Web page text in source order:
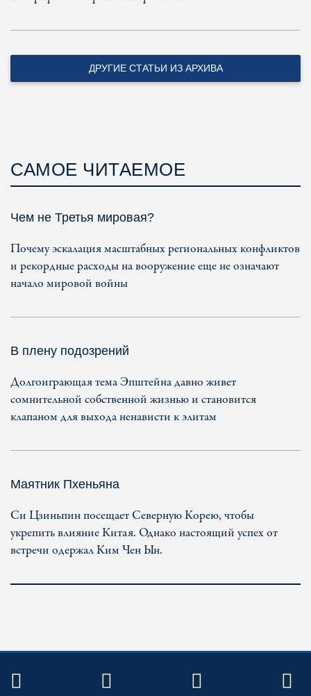
ДРУГИЕ СТАТЬИ ИЗ АРХИВА
САМОЕ ЧИТАЕМОЕ
Чем не Третья мировая?
Почему эскалация масштабных региональных конфликтов
и рекордные расходы на вооружение еще не означают
начало мировой войны
В плену подозрений
Долгоиграющая тема Эпштейна давно живет
сомнительной собственной жизнью и становится
клапаном для выхода ненависти к элитам
Маятник Пхеньяна
Си Цзиньпин посещает Северную Корею, чтобы
укрепить влияние Китая. Однако настоящий успех от
встречи одержал Ким Чен Ын.
TWITTER FACEBOOKYOUTUBE